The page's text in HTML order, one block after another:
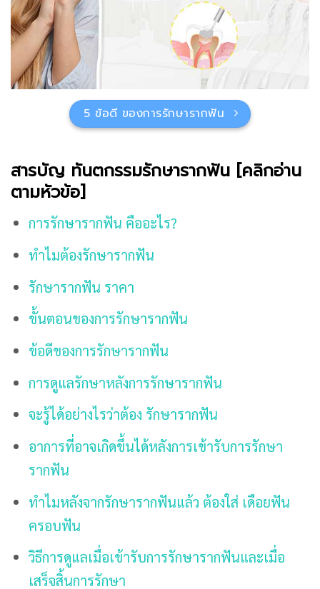
5 ข้อดี ของการรักษารากฟัน
สารบัญ ทันตกรรมรักษารากฟัน [คลิกอ่าน
ตามหัวข้อ]
การรักษารากฟัน คืออะไร?
ทำไมต้องรักษารากฟัน
รักษารากฟัน ราคา
ขั้นตอนของการรักษารากฟัน
ข้อดีของการรักษารากฟัน
การดูแลรักษาหลังการรักษารากฟัน
จะรู้ได้อย่างไรว่าต้อง รักษารากฟัน
อาการที่อาจเกิดขึ้นได้หลังการเข้ารับการรักษา
รากฟัน
ทำไมหลังจากรักษารากฟันแล้ว ต้องใส่ เดือยฟัน
ครอบฟัน
วิธีการดูแลเมื่อเข้ารับการรักษารากฟันและเมื่อ
เสร็จสิ้นการรักษา